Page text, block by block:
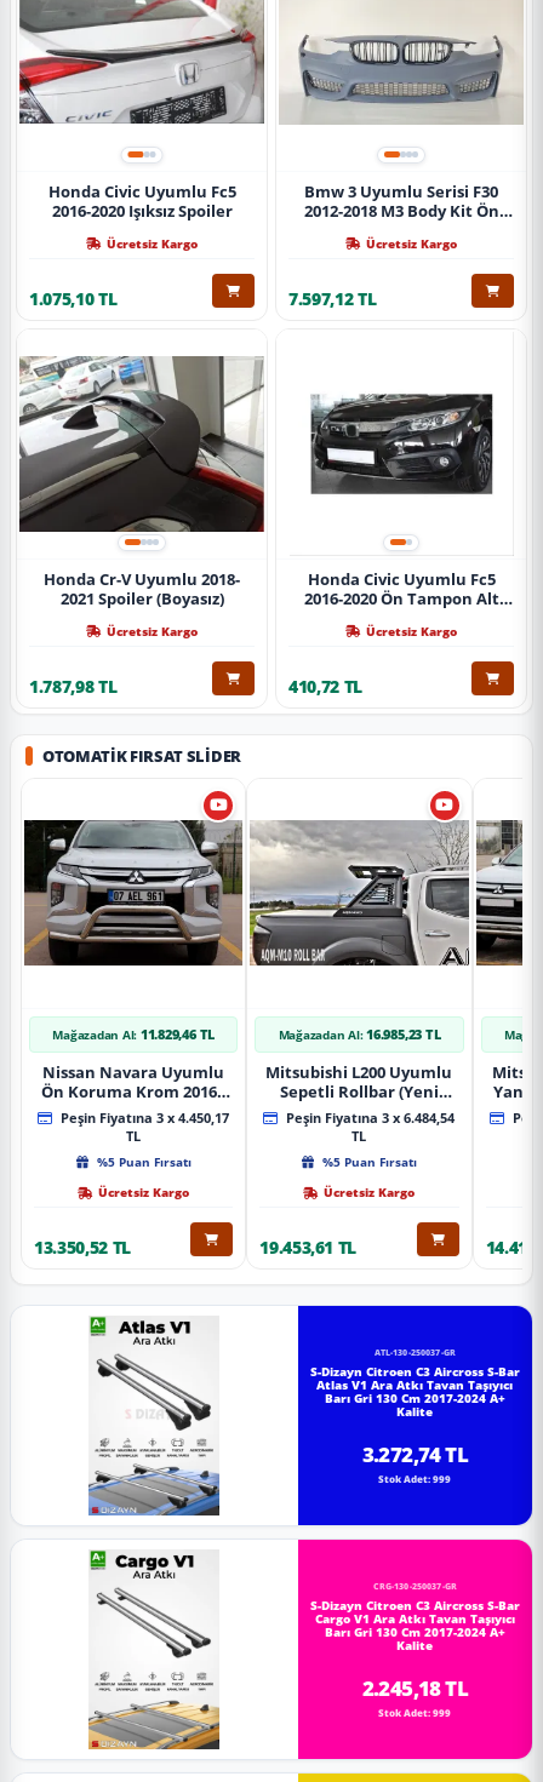
Honda Civic Uyumlu Fc5
2016-2020 Işıksız Spoiler
Ücretsiz Kargo
1.075,10 TL
Bmw 3 Uyumlu Serisi F30
2012-2018 M3 Body Kit Ön
Ücretsiz Kargo
7.597,12 TL
Honda Cr-V Uyumlu 2018-
2021 Spoiler (Boyasız)
Ücretsiz Kargo
1.787,98 TL
Honda Civic Uyumlu Fc5
2016-2020 Ön Tampon Alt
Ücretsiz Kargo
410,72 TL
OTOMATIK FIRSAT SLIDER
Mağazadan Al: 11.829,46 TL
Nissan Navara Uyumlu
Ön Koruma Krom 2016+
Pst14 Parça
Peşin Fiyatına 3 x 4.450,17
TL
%5 Puan Fırsatı
Ücretsiz Kargo
13.350,52 TL
Mağazadan Al: 16.985,23 TL
Mitsubishi L200 Uyumlu
Sepetli Rollbar (Yeni
Nesil Sepetli Roll Bar
Aqm-M10)
Peşin Fiyatına 3 x 6.484,54
TL
%5 Puan Fırsatı
Ücretsiz Kargo
19.453,61 TL
Yan
ATL-130-250037-GR
S-Dizayn Citroen C3 Aircross S-Bar
Atlas V1 Ara Atkı Tavan Taşıyıcı
Barı Gri 130 Cm 2017-2024 A+
Kalite
3.272,74 TL
Stok Adet: 999
CRG-130-250037-GR
S-Dizayn Citroen C3 Aircross S-Bar
Cargo V1 Ara Atkı Tavan Taşıyıcı
Barı Gri 130 Cm 2017-2024 A+
Kalite
2.245,18 TL
Stok Adet: 999